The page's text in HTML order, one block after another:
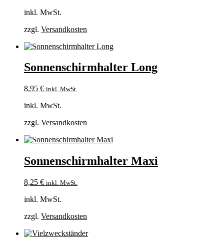
inkl. MwSt.
zzgl. Versandkosten
Sonnenschirmhalter Long
8,95 € inkl. MwSt.
inkl. MwSt.
zzgl. Versandkosten
Sonnenschirmhalter Maxi
8,25 € inkl. MwSt.
inkl. MwSt.
zzgl. Versandkosten